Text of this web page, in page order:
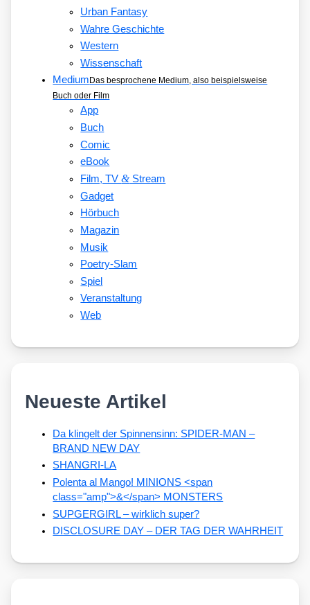
Urban Fantasy
Wahre Geschichte
Western
Wissenschaft
Medium Das besprochene Medium, also beispielsweise
Buch oder Film
App
Buch
Comic
eBook
Film, TV&Stream
Gadget
Hörbuch
Magazin
Musik
Poetry-Slam
Spiel
Veranstaltung
Web
Neueste Artikel
Da klingelt der Spinnensinn: SPIDER-MAN –
BRAND NEW DAY
SHANGRI-LA
Polenta al Mango! MINIONS <span
class="amp">&</span> MONSTERS
SUPGERGIRL – wirklich super?
DISCLOSURE DAY – DER TAG DER WAHRHEIT